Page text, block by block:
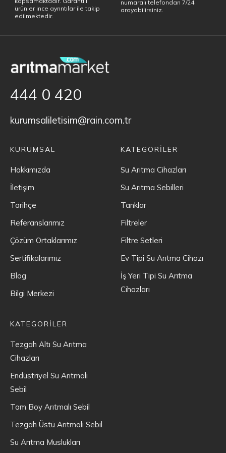
ürünler ince ayrıntılar ile takip
edilmektedir.
numaralı telefondan 7/24
arayabilirsiniz.
444 0 420
kurumsaliletisim@rain.com.tr
KURUMSAL
Hakkımızda
İletişim
Tarihçe
Referanslarımız
Çözüm Ortaklarımız
Sertifikalarımız
Blog
Bilgi Merkezi
KATEGORİLER
Su Arıtma Cihazları
Su Arıtma Sebilleri
Tanklar
Filtreler
Filtre Setleri
Ev Tipi Su Arıtma Cihazı
İş Yeri Tipi Su Arıtma
Cihazları
KATEGORİLER
Tezgah Altı Su Arıtma
Cihazları
Endüstriyel Su Arıtmalı
Sebil
Tam Boy Arıtmalı Sebil
Tezgah Üstü Arıtmalı Sebil
Su Arıtma Muslukları